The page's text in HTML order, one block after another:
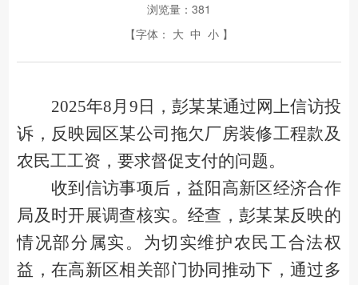
浏览量： 381
【字体： 大 中 小 】
2025年8月9日，彭某某通过网上信访投
诉，反映 园区某公司拖欠厂房装修工程款及
农民工工资 ，要求督促支付的问题。
收到信访事项后，益阳高新区经济合作
局及时开展调查核实。经查，彭某某反映的
情况部分属实。为切实维护农民工合法权
益，在高新区相关部门协同推动下，通过多